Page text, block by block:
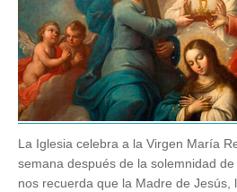
La Iglesia celebra a la Virgen María
semana después de la solemnidad
nos recuerda que la Madre de Jesús,